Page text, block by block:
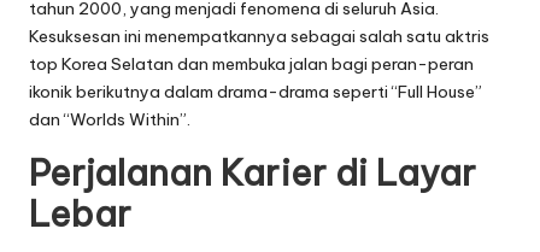
tahun 2000, yang menjadi fenomena di seluruh Asia.
Kesuksesan ini menempatkannya sebagai salah satu aktris
top Korea Selatan dan membuka jalan bagi peran-peran
ikonik berikutnya dalam drama-drama seperti“Full House”
dan“Worlds Within”.
Perjalanan Karier di Layar
Lebar